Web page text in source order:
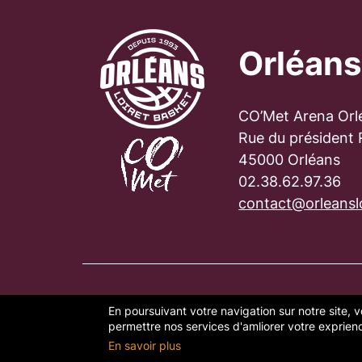
En poursuivant votre navigation sur notre site,
permettre nos services d'amliorer votre
En savoir plus
CO’Met Arena
Rue du président
45000 Orléans
02.38.62.97.36
PLAN DU SITE FAQ